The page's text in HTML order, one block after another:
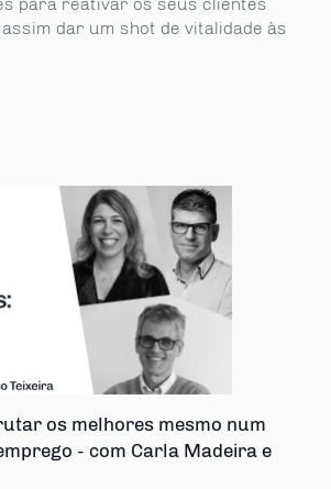
dar um shot de vitalidade às
os melhores mesmo num
- com Carla Madeira e